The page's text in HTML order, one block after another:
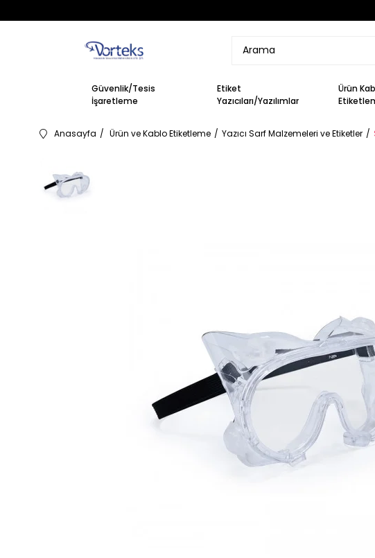
Güvenlik/Tesis
İşaretleme
Etiket
Yazıcıları/Yazılımlar
Ürün
Anasayfa Ürün ve Kablo Etiketleme Yazıcı Sarf Malzemeleri ve Etiketler